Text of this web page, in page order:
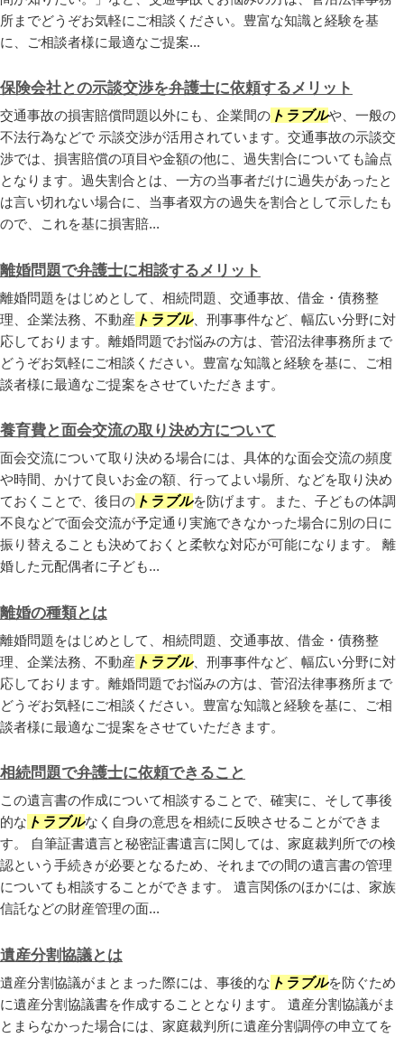
所までどうぞお気軽にご相談ください。豊富な知識と経験を基
に、ご相談者様に最適なご提案...
保険会社との示談交渉を弁護士に依頼するメリット
交通事故の損害賠償問題以外にも、企業間の トラブルや、一般の
不法行為などで 示談交渉が活用されています。交通事故の示談交
渉では、損害賠償の項目や金額の他に、過失割合についても論点
となります。過失割合とは、一方の当事者だけに過失があったと
は言い切れない場合に、当事者双方の過失を割合として示したも
ので、これを基に損害賠...
離婚問題で弁護士に相談するメリット
離婚問題をはじめとして、相続問題、交通事故、借金・債務整
理、企業法務、不動産 トラブル、刑事事件など、幅広い分野に対
応しております。離婚問題でお悩みの方は、菅沼法律事務所まで
どうぞお気軽にご相談ください。豊富な知識と経験を基に、ご相
談者様に最適なご提案をさせていただきます。
養育費と面会交流の取り決め方について
面会交流について取り決める場合には、具体的な面会交流の頻度
や時間、かけて良いお金の額、行ってよい場所、などを取り決め
ておくことで、後日の トラブルを防げます。また、子どもの体調
不良などで面会交流が予定通り実施できなかった場合に別の日に
振り替えることも決めておくと柔軟な対応が可能になります。 離
婚した元配偶者に子ども...
離婚の種類とは
離婚問題をはじめとして、相続問題、交通事故、借金・債務整
理、企業法務、不動産 トラブル、刑事事件など、幅広い分野に対
応しております。離婚問題でお悩みの方は、菅沼法律事務所まで
どうぞお気軽にご相談ください。豊富な知識と経験を基に、ご相
談者様に最適なご提案をさせていただきます。
相続問題で弁護士に依頼できること
この遺言書の作成について相談することで、確実に、そして事後
的な トラブルなく自身の意思を相続に反映させることができま
す。 自筆証書遺言と秘密証書遺言に関しては、家庭裁判所での検
認という手続きが必要となるため、それまでの間の遺言書の管理
についても相談することができます。 遺言関係のほかには、家族
信託などの財産管理の面...
遺産分割協議とは
遺産分割協議がまとまった際には、事後的な トラブルを防ぐため
に遺産分割協議書を作成することとなります。 遺産分割協議がま
とまらなかった場合には、家庭裁判所に遺産分割調停の申立てを